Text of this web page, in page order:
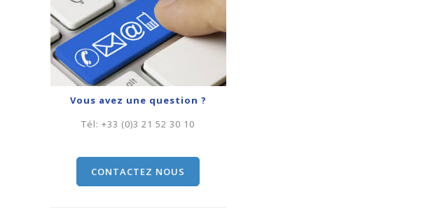
Vous avez une question ?
Tél:+33 (0)3 21 52 30 10
CONTACTEZ NOUS